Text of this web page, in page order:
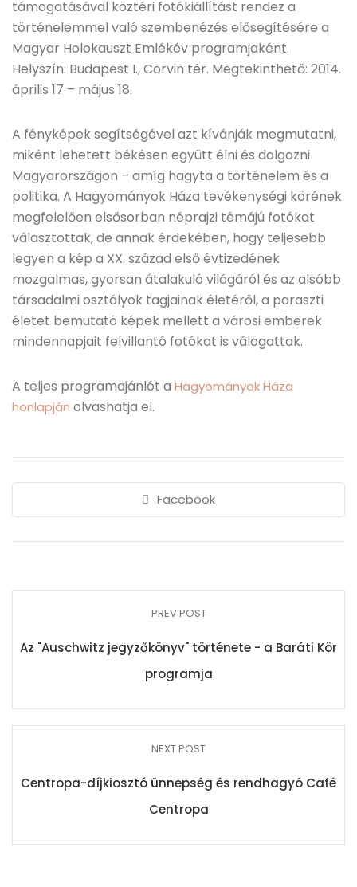
támogatásával köztéri fotókiállítást rendez a
történelemmel való szembenézés elősegítésére a
Magyar Holokauszt Emlékév programjaként.
Helyszín: Budapest I., Corvin tér. Megtekinthető: 2014.
április 17 – május 18.
A fényképek segítségével azt kívánják megmutatni,
miként lehetett békésen együtt élni és dolgozni
Magyarországon – amíg hagyta a történelem és a
politika. A Hagyományok Háza tevékenységi körének
megfelelően elsősorban néprajzi témájú fotókat
választottak, de annak érdekében, hogy teljesebb
legyen a kép a XX. század első évtizedének
mozgalmas, gyorsan átalakuló világáról és az alsóbb
társadalmi osztályok tagjainak életéről, a paraszti
életet bemutató képek mellett a városi emberek
mindennapjait felvillantó fotókat is válogattak.
A teljes programajánlót a Hagyományok Háza
honlapján olvashatja el.
Facebook
PREV POST
Az "Auschwitz jegyzőkönyv" története - a Baráti Kör
programja
NEXT POST
Centropa-díjkiosztó ünnepség és rendhagyó Café
Centropa